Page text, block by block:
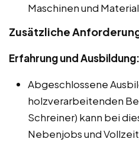
Maschinen und
Zusätzliche
Erfahrung und Ausbildung:
Abgeschlossene
holzverarbeitenden
Schreiner) kann bei
Nebenjobs und